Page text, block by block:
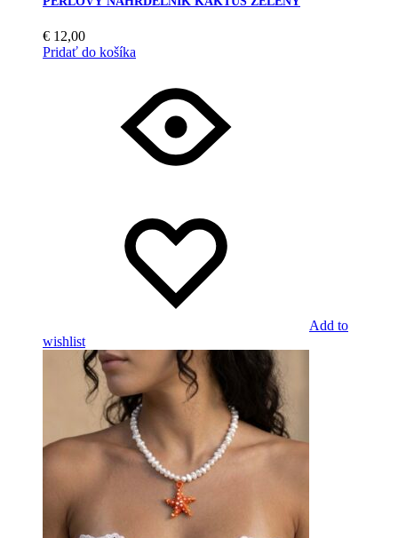
€ 12,00
Pridať do košíka
Add to
wishlist